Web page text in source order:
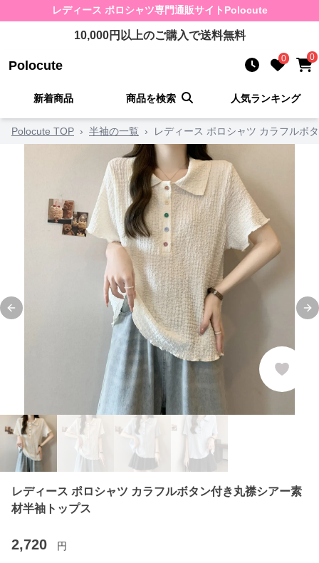
レディース ポロシャツ専門通販サイト Polocute
10,000円以上のご購入で送料無料
Polocute 0 0
新着商品 商品を検索 人気ランキング
Polocute TOP › 半袖の一覧 › レディース ポロシャツ カラフルボ
Previous slide
レディース ポロシャツ カラフルボタン付き丸襟シアー素
材半袖トップス
2,720 円